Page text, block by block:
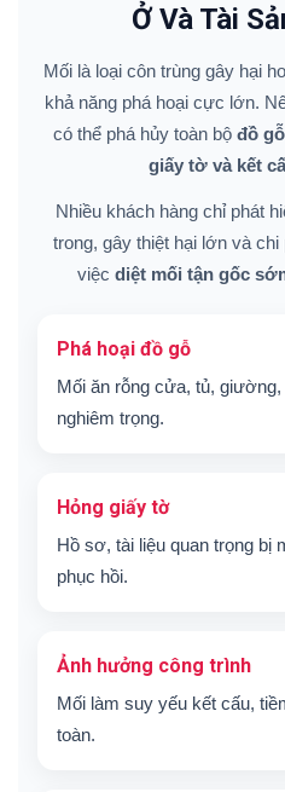
Ở Và Tài
Mối là loại côn trùng gây hại
khả năng phá hoại cực lớn.
có thể phá hủy toàn bộ đồ
giấy tờ và kết
Nhiều khách hàng chỉ phát
trong, gây thiệt hại lớn và
việc diệt mối tận gốc
Phá hoại đồ gỗ
Mối ăn rỗng cửa, tủ,
nghiêm trọng.
Hỏng giấy tờ
Hồ sơ, tài liệu quan trọng bị
phục hồi.
Ảnh hưởng công trình
Mối làm suy yếu kết cấu,
toàn.